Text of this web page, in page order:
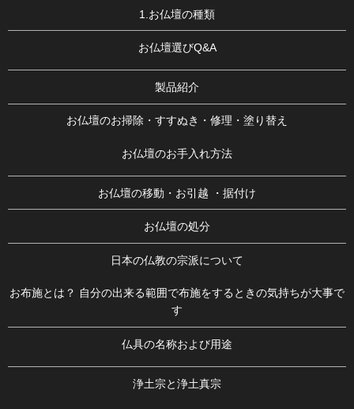
1.お仏壇の種類
お仏壇選びQ&A
製品紹介
お仏壇のお掃除・すすぬき・修理・塗り替え
お仏壇のお手入れ方法
お仏壇の移動・お引越 ・据付け
お仏壇の処分
日本の仏教の宗派について
お布施とは？ 自分の出来る範囲で布施をするときの気持ちが大事で
す
仏具の名称および用途
浄土宗と浄土真宗